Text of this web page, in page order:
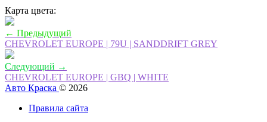
Карта цвета:
← Предыдущий
CHEVROLET EUROPE | 79U | SANDDRIFT GREY
Следующий →
CHEVROLET EUROPE | GBQ | WHITE
Авто Краска © 2026
Правила сайта